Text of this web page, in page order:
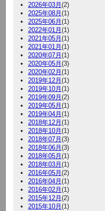
2026年03月(2)
2025年08月(1)
2025年06月(1)
2022年01月(1)
2021年05月(1)
2021年01月(1)
2020年07月(1)
2020年05月(3)
2020年02月(1)
2019年12月(1)
2019年10月(1)
2019年09月(2)
2019年05月(1)
2019年04月(1)
2018年12月(1)
2018年10月(1)
2018年07月(3)
2018年06月(3)
2018年05月(1)
2018年03月(1)
2016年05月(2)
2016年04月(1)
2016年02月(1)
2015年12月(2)
2015年10月(1)